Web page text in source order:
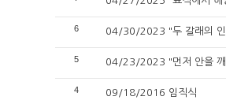
6 04/30/2023 "두 갈래의 인
5 04/23/2023 "먼저 안을 깨
4 09/18/2016 임직식